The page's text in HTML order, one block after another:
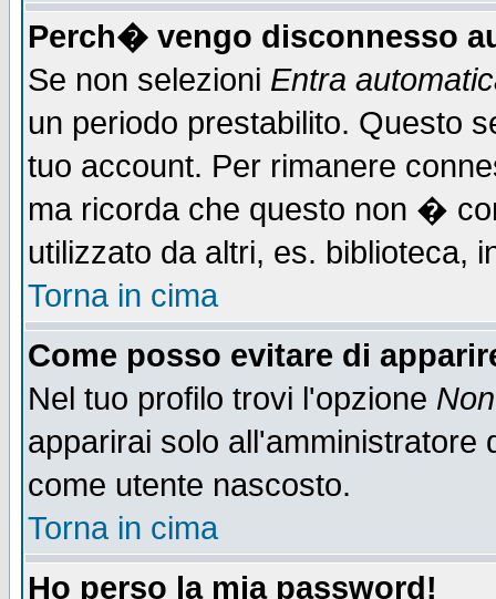
Perch� vengo disconnesso
Se non selezioni Entra
un periodo prestabilito. Questo
tuo account. Per rimanere
ma ricorda che questo non �
utilizzato da altri, es.
Torna in cima
Come posso evitare di
Nel tuo profilo trovi l'opzione
apparirai solo all'amministratore
come utente nascosto.
Torna in cima
Ho perso la mia password!